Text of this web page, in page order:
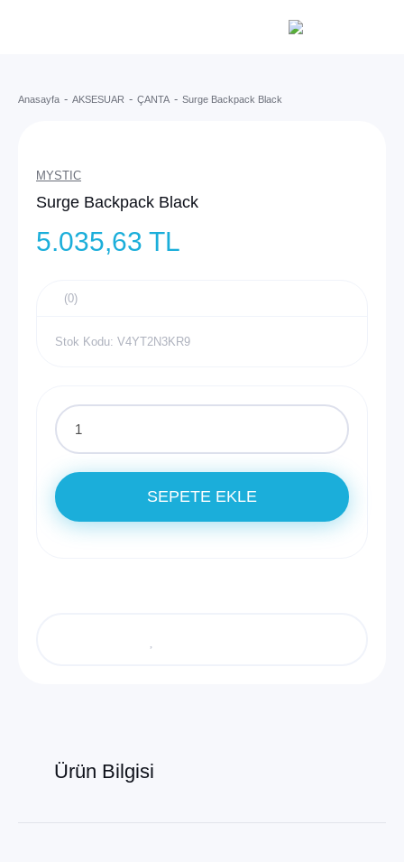
Anasayfa AKSESUAR ÇANTA Surge Backpack Black
MYSTIC
Surge Backpack Black
5.035,63 TL
(0)
Stok Kodu: V4YT2N3KR9
SEPETE EKLE
Ürün Bilgisi